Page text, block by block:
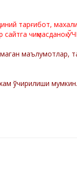
тарғибот,
сайтга чиқмасданоқ
маълумотлар,
ўчирилиши мумкин.